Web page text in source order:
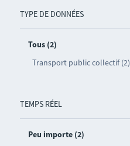
TYPE DE DONNÉES
Tous (2)
Transport public collectif (2)
TEMPS RÉEL
Peu importe (2)